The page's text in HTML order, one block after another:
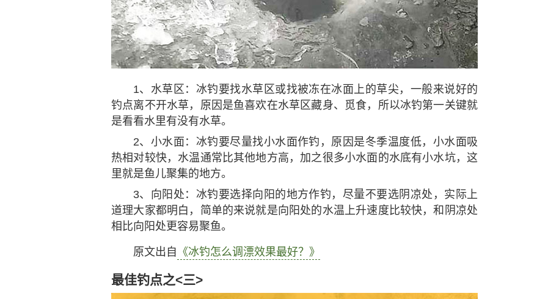
1、水草区：冰钓要找水草区或找被冻在冰面上的草尖，一般来说好的
钓点离不开水草，原因是鱼喜欢在水草区藏身、觅食，所以冰钓第一关键就
是看看水里有没有水草。
2、小水面：冰钓要尽量找小水面作钓，原因是冬季温度低，小水面吸
热相对较快，水温通常比其他地方高，加之很多小水面的水底有小水坑，这
里就是鱼儿聚集的地方。
3、向阳处：冰钓要选择向阳的地方作钓，尽量不要选阴凉处，实际上
道理大家都明白，简单的来说就是向阳处的水温上升速度比较快，和阴凉处
相比向阳处更容易聚鱼。
原文出自 《冰钓怎么调漂效果最好？》
最佳钓点之<三>